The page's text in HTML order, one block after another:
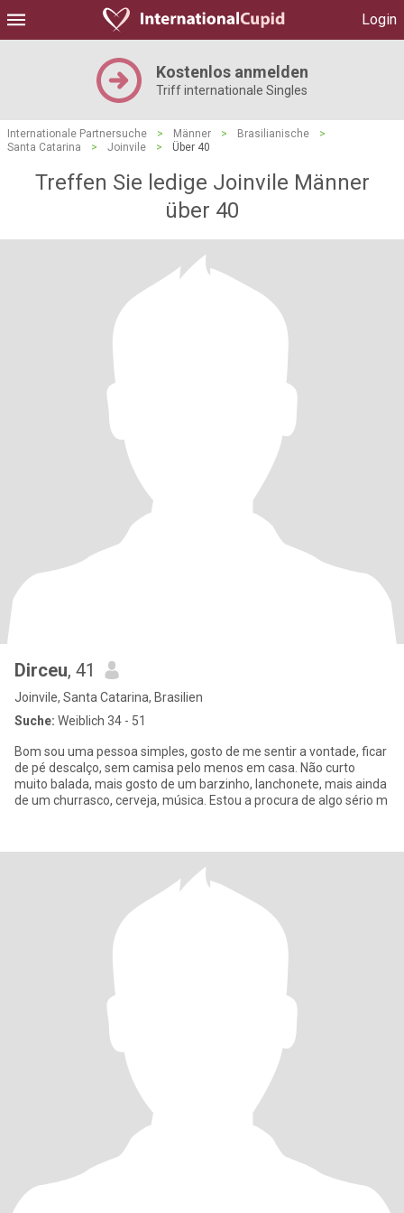
Login
Kostenlos anmelden
Triff internationale Singles
Internationale Partnersuche > Männer > Brasilianische
>
Santa Catarina
> Joinvile > Über 40
Treffen Sie ledige Joinvile Männer
über 40
Dirceu, 41
Joinvile, Santa Catarina, Brasilien
Suche: Weiblich 34 - 51
Bom sou uma pessoa simples, gosto de me sentir a vontade, ficar
de pé descalço, sem camisa pelo menos em casa. Não curto
muito balada, mais gosto de um barzinho, lanchonete, mais ainda
de um churrasco, cerveja, música. Estou a procura de algo sério m